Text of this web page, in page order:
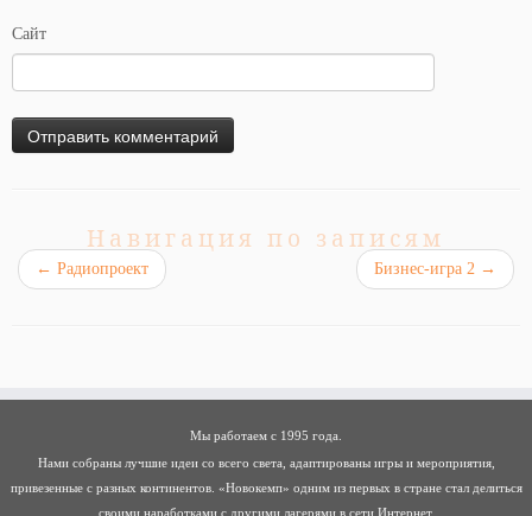
Сайт
Навигация по записям
← Радиопроект Бизнес-игра 2 →
Мы работаем с 1995 года.
Нами собраны лучшие идеи со всего света, адаптированы игры и мероприятия,
привезенные с разных континентов. «Новокемп» одним из первых в стране стал делиться
своими наработками с другими лагерями в сети Интернет.